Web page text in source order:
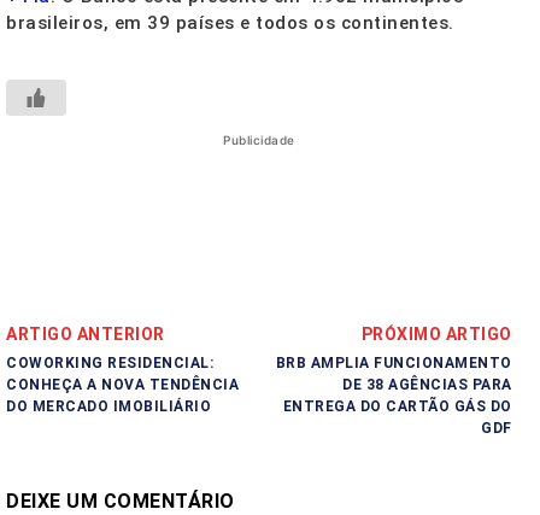
brasileiros, em 39 países e todos os continentes.
Publicidade
ARTIGO ANTERIOR
COWORKING RESIDENCIAL:
CONHEÇA A NOVA TENDÊNCIA
DO MERCADO IMOBILIÁRIO
PRÓXIMO ARTIGO
BRB AMPLIA FUNCIONAMENTO
DE 38 AGÊNCIAS PARA
ENTREGA DO CARTÃO GÁS DO
GDF
DEIXE UM COMENTÁRIO